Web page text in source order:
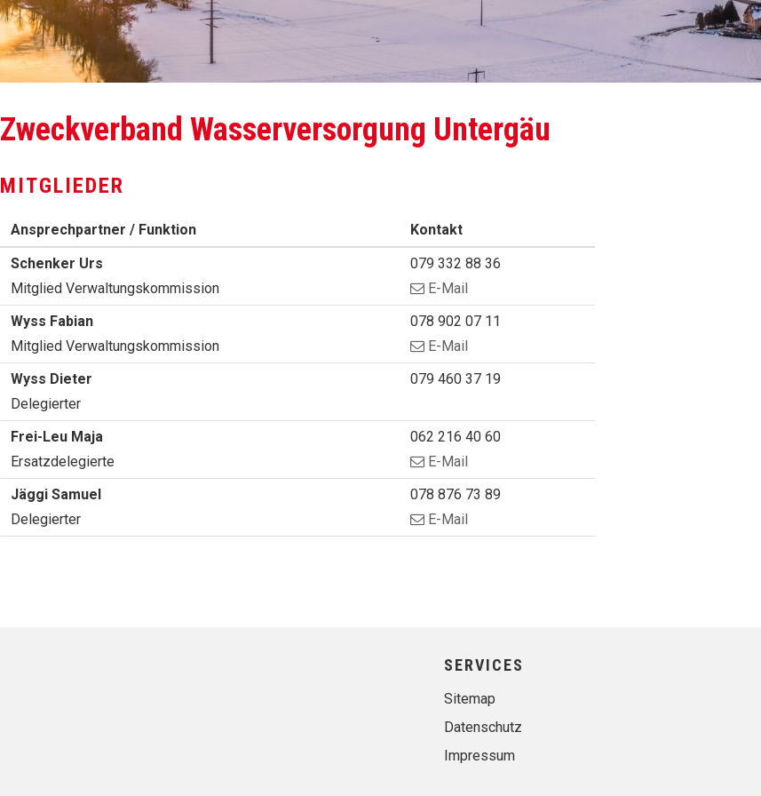
Zweckverband Wasserversorgung Untergäu
MITGLIEDER
Ansprechpartner / Funktion
Kontakt
Schenker Urs
Mitglied Verwaltungskommission
Mobil
079 332 88 36
E-Mail
Wyss FabianFunktion
Mitglied Verwaltungskommission
Mobil
078 902 07 11
E-Mail
Wyss Dieter
Delegierter
Tel.
079 460 37 19
Frei-Leu Maja
Ersatzdelegierte
Tel.
062 216 40 60
E-Mail
Jäggi SamuelFunktion
Delegierter
Mobil
078 876 73 89
E-Mail
SERVICES
Sitemap
Datenschutz
Impressum